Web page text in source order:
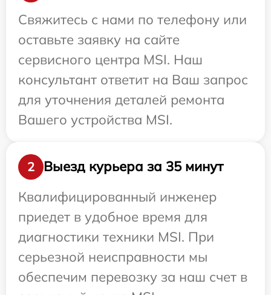
Свяжитесь с нами по телефону или
оставьте заявку на сайте
сервисного центра MSI. Наш
консультант ответит на Ваш запрос
для уточнения деталей ремонта
Вашего устройства MSI.
2
Выезд курьера за 35 минут
Квалифицированный инженер
приедет в удобное время для
диагностики техники MSI. При
серьезной неисправности мы
обеспечим перевозку за наш счет в